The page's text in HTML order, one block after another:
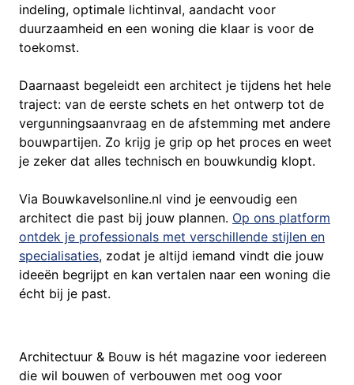
indeling, optimale lichtinval, aandacht voor
duurzaamheid en een woning die klaar is voor de
toekomst.
Daarnaast begeleidt een architect je tijdens het hele
traject: van de eerste schets en het ontwerp tot de
vergunningsaanvraag en de afstemming met andere
bouwpartijen. Zo krijg je grip op het proces en weet
je zeker dat alles technisch en bouwkundig klopt.
Via Bouwkavelsonline.nl vind je eenvoudig een
architect die past bij jouw plannen. Op ons platform
ontdek je professionals met verschillende stijlen en
specialisaties, zodat je altijd iemand vindt die jouw
ideeën begrijpt en kan vertalen naar een woning die
écht bij je past.
Architectuur & Bouw is hét magazine voor iedereen
die wil bouwen of verbouwen met oog voor